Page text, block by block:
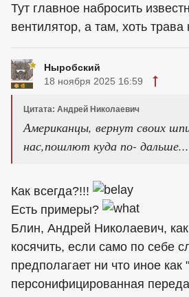
Тут главное набросить
вентилятор, а там, хоть трава
Ныробский
18 ноября 2025 16:59
Цитата: Андрей Николаевич
Американцы, вернут своих
нас,пошлют куда по- дальше...
Как всегда?!!!
Есть примеры?
Блин, Андрей Николаевич,
косячить, если само по себе
предполагает ни что иное
персонифицированная